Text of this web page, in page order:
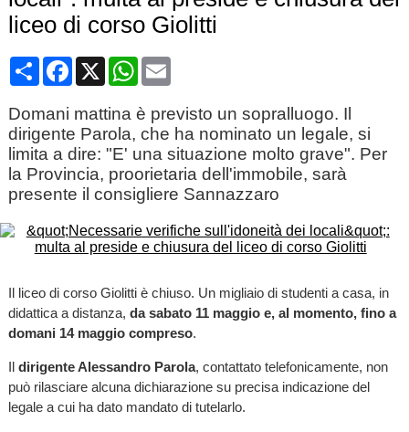
liceo di corso Giolitti
CondividiFacebook
X WhatsApp
Email
Domani mattina è previsto un sopralluogo. Il
dirigente Parola, che ha nominato un legale, si
limita a dire: "E' una situazione molto grave". Per
la Provincia, proorietaria dell'immobile, sarà
presente il consigliere Sannazzaro
Il liceo di corso Giolitti è chiuso. Un migliaio di studenti a casa, in
didattica a distanza, da sabato 11 maggio e, al momento, fino a
domani 14 maggio compreso.
Il dirigente Alessandro Parola, contattato telefonicamente, non
può rilasciare alcuna dichiarazione su precisa indicazione del
legale a cui ha dato mandato di tutelarlo.